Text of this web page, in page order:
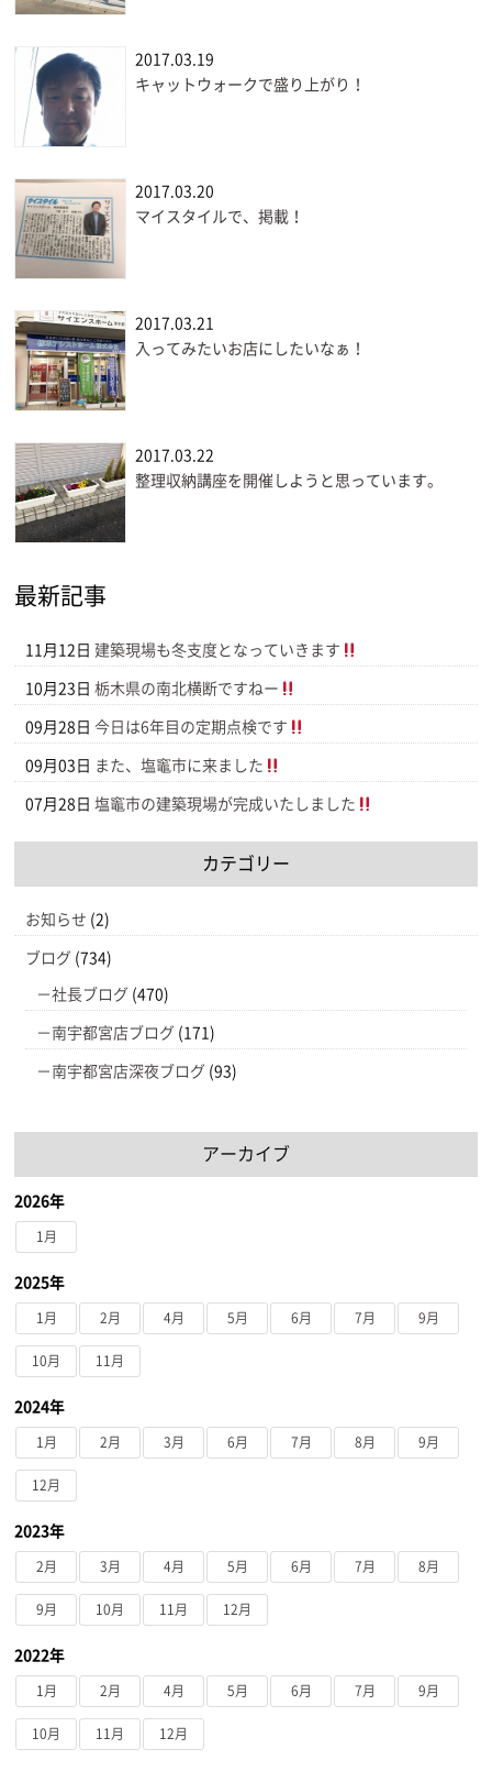
2017.03.19
キャットウォークで盛り上がり！
2017.03.20
マイスタイルで、掲載！
2017.03.21
入ってみたいお店にしたいなぁ！
2017.03.22
整理収納講座を開催しようと思っています。
最新記事
11月12日 建築現場も冬支度となっていきます
10月23日 栃木県の南北横断ですねー
09月28日 今日は6年目の定期点検です
09月03日 また、塩竈市に来ました
07月28日 塩竈市の建築現場が完成いたしました
カテゴリー
お知らせ (2)
ブログ (734)
社長ブログ (470)
南宇都宮店ブログ (171)
南宇都宮店深夜ブログ (93)
アーカイブ
2026年
1月
2025年
1月 2月 4月 5月 6月 7月 9月
10月 11月
2024年
1月 2月 3月 6月 7月 8月 9月
12月
2023年
2月 3月 4月 5月 6月 7月 8月
9月 10月 11月 12月
2022年
1月 2月 4月 5月 6月 7月 9月
10月 11月 12月